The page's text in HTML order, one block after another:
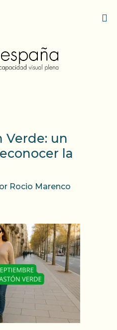
Verde: un
la
Rocio Marenco